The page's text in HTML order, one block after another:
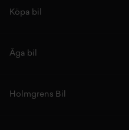
Köpa bil
Äga bil
Holmgrens Bil